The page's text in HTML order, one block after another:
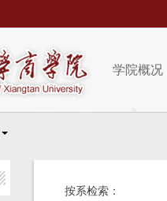
学院概况
按系检索：